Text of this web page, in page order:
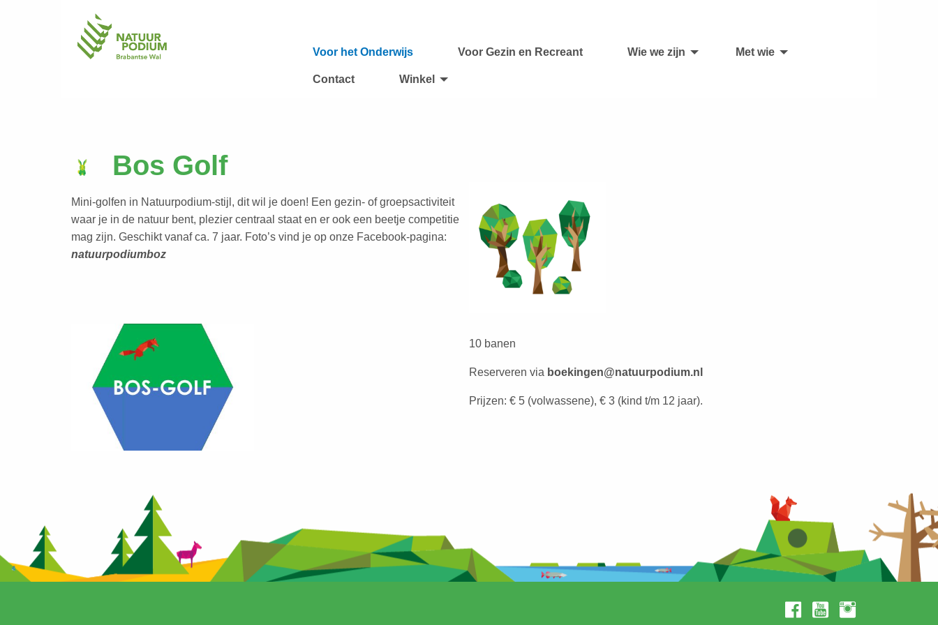
Voor het Onderwijs Voor Gezin en Recreant Wie we zijn Met wie
Contact Winkel
Bos Golf
Mini-golfen in Natuurpodium-stijl, dit wil je doen! Een gezin- of groepsactiviteit
waar je in de natuur bent, plezier centraal staat en er ook een beetje competitie
mag zijn. Geschikt vanaf ca. 7 jaar. Foto’s vind je op onze Facebook-pagina:
natuurpodiumboz
10 banen
Reserveren via boekingen@natuurpodium.nl
Prijzen: € 5 (volwassene), € 3 (kind t/m 12 jaar).